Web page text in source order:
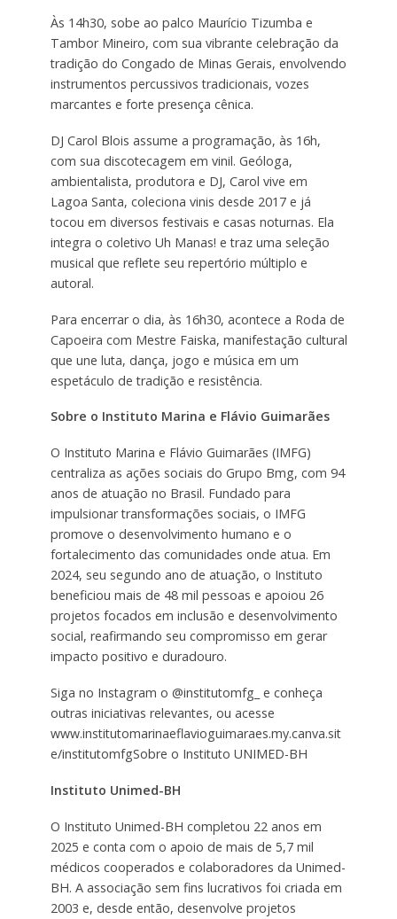
Às 14h30, sobe ao palco Maurício Tizumba e
Tambor Mineiro, com sua vibrante celebração da
tradição do Congado de Minas Gerais, envolvendo
instrumentos percussivos tradicionais, vozes
marcantes e forte presença cênica.
DJ Carol Blois assume a programação, às 16h,
com sua discotecagem em vinil. Geóloga,
ambientalista, produtora e DJ, Carol vive em
Lagoa Santa, coleciona vinis desde 2017 e já
tocou em diversos festivais e casas noturnas. Ela
integra o coletivo Uh Manas! e traz uma seleção
musical que reflete seu repertório múltiplo e
autoral.
Para encerrar o dia, às 16h30, acontece a Roda de
Capoeira com Mestre Faiska, manifestação cultural
que une luta, dança, jogo e música em um
espetáculo de tradição e resistência.
Sobre o Instituto Marina e Flávio Guimarães
O Instituto Marina e Flávio Guimarães (IMFG)
centraliza as ações sociais do Grupo Bmg, com 94
anos de atuação no Brasil. Fundado para
impulsionar transformações sociais, o IMFG
promove o desenvolvimento humano e o
fortalecimento das comunidades onde atua. Em
2024, seu segundo ano de atuação, o Instituto
beneficiou mais de 48 mil pessoas e apoiou 26
projetos focados em inclusão e desenvolvimento
social, reafirmando seu compromisso em gerar
impacto positivo e duradouro.
Siga no Instagram o @institutomfg_ e conheça
outras iniciativas relevantes, ou acesse
www.institutomarinaeflavioguimaraes.my.canva.sit
e/institutomfgSobre o Instituto UNIMED-BH
Instituto Unimed-BH
O Instituto Unimed-BH completou 22 anos em
2025 e conta com o apoio de mais de 5,7 mil
médicos cooperados e colaboradores da Unimed-
BH. A associação sem fins lucrativos foi criada em
2003 e, desde então, desenvolve projetos